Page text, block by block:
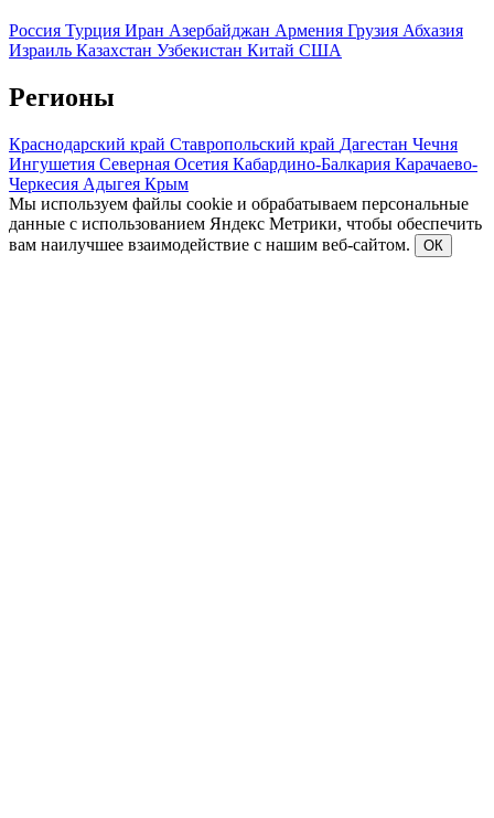
Россия Турция Иран Азербайджан Армения Грузия Абхазия
Израиль Казахстан Узбекистан Китай США
Регионы
Краснодарский край Ставропольский край Дагестан Чечня
Ингушетия Северная Осетия Кабардино-Балкария Карачаево-
Черкесия Адыгея Крым
Мы используем файлы cookie и обрабатываем персональные
данные с использованием Яндекс Метрики, чтобы обеспечить
вам наилучшее взаимодействие с нашим веб-сайтом.
ОК